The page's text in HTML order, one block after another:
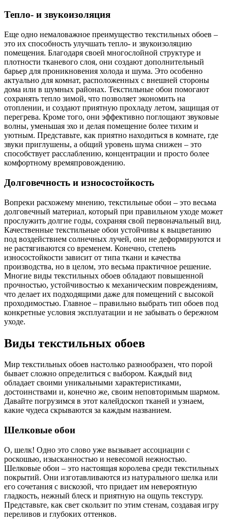
Тепло- и звукоизоляция
Еще одно немаловажное преимущество текстильных обоев –
это их способность улучшать тепло- и звукоизоляцию
помещения. Благодаря своей многослойной структуре и
плотности тканевого слоя, они создают дополнительный
барьер для проникновения холода и шума. Это особенно
актуально для комнат, расположенных с внешней стороны
дома или в шумных районах. Текстильные обои помогают
сохранять тепло зимой, что позволяет экономить на
отоплении, и создают приятную прохладу летом, защищая от
перегрева. Кроме того, они эффективно поглощают звуковые
волны, уменьшая эхо и делая помещение более тихим и
уютным. Представьте, как приятно находиться в комнате, где
звуки приглушены, а общий уровень шума снижен – это
способствует расслаблению, концентрации и просто более
комфортному времяпровождению.
Долговечность и износостойкость
Вопреки расхожему мнению, текстильные обои – это весьма
долговечный материал, который при правильном уходе может
прослужить долгие годы, сохраняя свой первоначальный вид.
Качественные текстильные обои устойчивы к выцветанию
под воздействием солнечных лучей, они не деформируются и
не растягиваются со временем. Конечно, степень
износостойкости зависит от типа ткани и качества
производства, но в целом, это весьма практичное решение.
Многие виды текстильных обоев обладают повышенной
прочностью, устойчивостью к механическим повреждениям,
что делает их подходящими даже для помещений с высокой
проходимостью. Главное – правильно выбрать тип обоев под
конкретные условия эксплуатации и не забывать о бережном
уходе.
Виды текстильных обоев
Мир текстильных обоев настолько разнообразен, что порой
бывает сложно определиться с выбором. Каждый вид
обладает своими уникальными характеристиками,
достоинствами и, конечно же, своим неповторимым шармом.
Давайте погрузимся в этот калейдоскоп тканей и узнаем,
какие чудеса скрываются за каждым названием.
Шелковые обои
О, шелк! Одно это слово уже вызывает ассоциации с
роскошью, изысканностью и невесомой нежностью.
Шелковые обои – это настоящая королева среди текстильных
покрытий. Они изготавливаются из натурального шелка или
его сочетания с вискозой, что придает им невероятную
гладкость, нежный блеск и приятную на ощупь текстуру.
Представьте, как свет скользит по этим стенам, создавая игру
переливов и глубоких оттенков.